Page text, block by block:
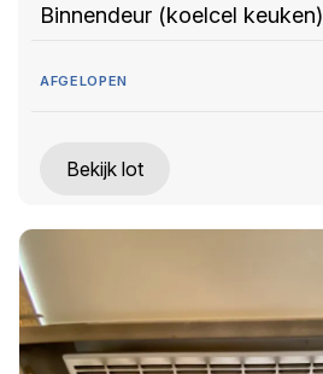
Binnendeur (koelcel keuken)
AFGELOPEN
Bekijk lot